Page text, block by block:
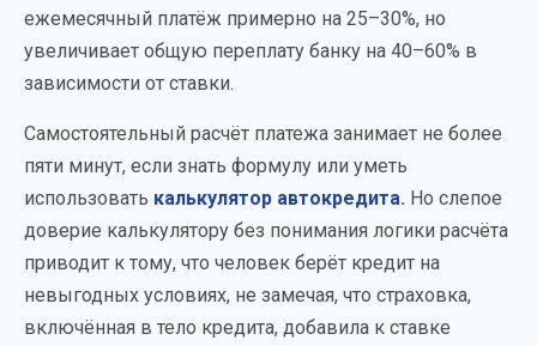
ежемесячный платёж примерно на 25–30%, но
увеличивает общую переплату банку на 40–60% в
зависимости от ставки.
Самостоятельный расчёт платежа занимает не более
пяти минут, если знать формулу или уметь
использовать калькулятор автокредита. Но слепое
доверие калькулятору без понимания логики расчёта
приводит к тому, что человек берёт кредит на
невыгодных условиях, не замечая, что страховка,
включённая в тело кредита, добавила к ставке